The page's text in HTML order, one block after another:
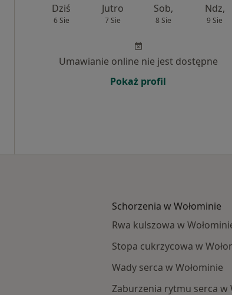
Dziś
6 Sie
Jutro
7 Sie
Sob,
8 Sie
Ndz,
9 Sie
Umawianie online nie jest dostępne
Pokaż profil
Schorzenia w Wołominie
Rwa kulszowa w
Stopa cukrzycowa w
Wady serca w Wołominie
Zaburzenia rytmu serca w